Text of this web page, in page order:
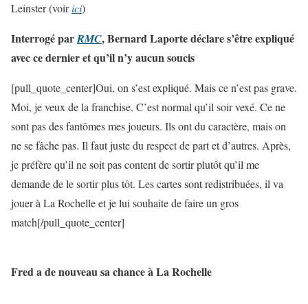
Leinster (voirici)
Interrogé parRMC, Bernard Laporte déclare s’être expliqué
avec ce dernier et qu’il n’y aucun soucis
[pull_quote_center]Oui, on s’est expliqué. Mais ce n’est pas grave.
Moi, je veux de la franchise. C’est normal qu’il soir vexé. Ce ne
sont pas des fantômes mes joueurs. Ils ont du caractère, mais on
ne se fâche pas. Il faut juste du respect de part et d’autres. Après,
je préfère qu’il ne soit pas content de sortir plutôt qu’il me
demande de le sortir plus tôt. Les cartes sont redistribuées, il va
jouer à La Rochelle et je lui souhaite de faire un gros
match[/pull_quote_center]
Fred a de nouveau sa chance à La Rochelle